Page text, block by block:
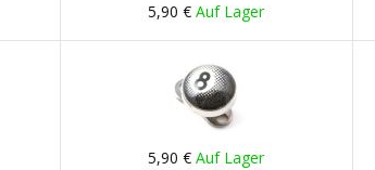
5,90 €Auf Lager
5,90 €Auf Lager